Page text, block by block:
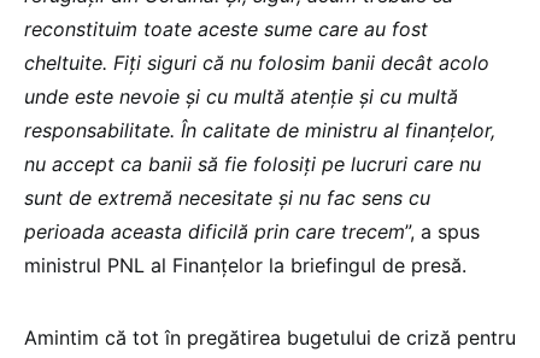
reconstituim toate aceste sume care au fost
cheltuite. Fiți siguri că nu folosim banii decât acolo
unde este nevoie și cu multă atenție și cu multă
responsabilitate. În calitate de ministru al finanțelor,
nu accept ca banii să fie folosiți pe lucruri care nu
sunt de extremă necesitate și nu fac sens cu
perioada aceasta dificilă prin care trecem”, a spus
ministrul PNL al Finanțelor la briefingul de presă.
Amintim că tot în pregătirea bugetului de criză pentru